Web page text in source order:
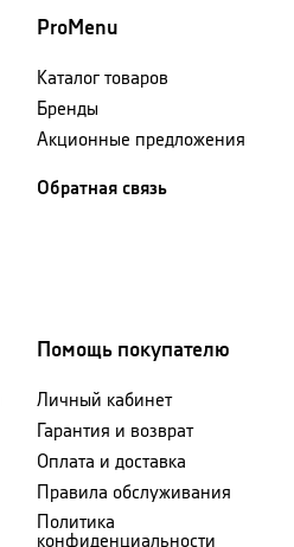
ProMenu
Каталог товаров
Бренды
Акционные предложения
Обратная связь
Помощь покупателю
Личный кабинет
Гарантия и возврат
Оплата и доставка
Правила обслуживания
Политика
конфиденциальности